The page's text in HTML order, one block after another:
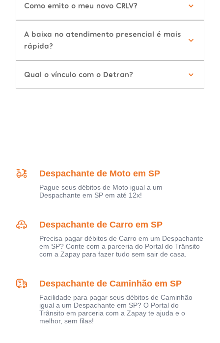
Como emito o meu novo CRLV?
A baixa no atendimento presencial é mais
rápida?
Qual o vínculo com o Detran?
Despachante de Moto em SP
Pague seus débitos de Moto igual a um
Despachante em SP em até 12x!
Despachante de Carro em SP
Precisa pagar débitos de Carro em um Despachante
em SP? Conte com a parceria do Portal do Trânsito
com a Zapay para fazer tudo sem sair de casa.
Despachante de Caminhão em SP
Facilidade para pagar seus débitos de Caminhão
igual a um Despachante em SP? O Portal do
Trânsito em parceria com a Zapay te ajuda e o
melhor, sem filas!